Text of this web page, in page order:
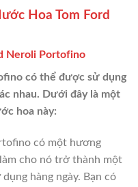
Hoa Tom Ford
Neroli Portofino
có thể được sử dụng
nhau. Dưới đây là một
hoa này:
có một hương
cho nó trở thành một
hàng ngày. Bạn có